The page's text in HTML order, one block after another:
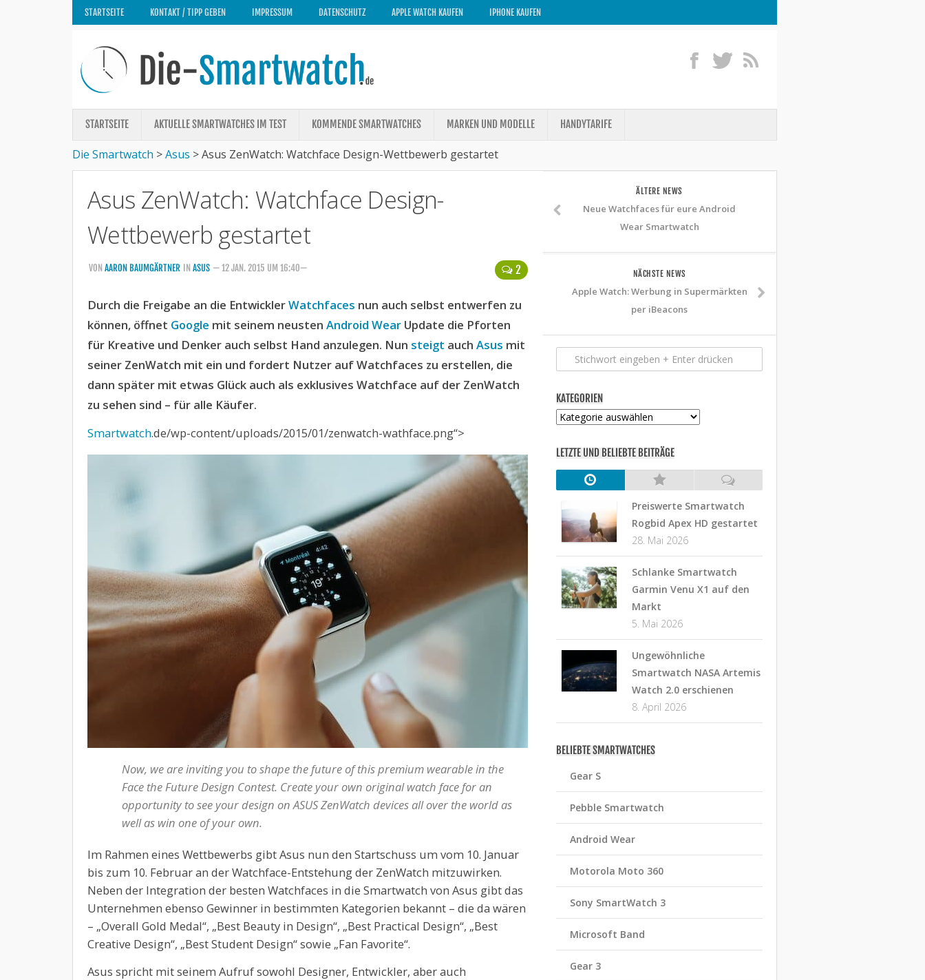
STARTSEITE KONTAKT / TIPP GEBEN IMPRESSUM DATENSCHUTZ APPLE WATCH KAUFEN IPHONE KAUFEN
STARTSEITE AKTUELLE SMARTWATCHES IM TEST KOMMENDE SMARTWATCHES MARKEN UND MODELLE HANDYTARIFE
Die Smartwatch >Asus >Asus ZenWatch: Watchface Design-Wettbewerb gestartet
Asus ZenWatch: Watchface Design-
Wettbewerb gestartet
2
VON AARON BAUMGÄRTNER IN ASUS — 12 JAN. 2015 UM 16:40—
Durch die Freigabe an die EntwicklerWatchfaces nun auch selbst entwerfen zu
können, öffnet Google mit seinem neusten Android Wear Update die Pforten
für Kreative und Denker auch selbst Hand anzulegen. Nun steigt auch Asus mit
seiner ZenWatch mit ein und fordert Nutzer auf Watchfaces zu erstellen, die
dann später mit etwas Glück auch als exklusives Watchface auf der ZenWatch
zu sehen sind – für alle Käufer.
Smartwatch.de/wp-content/uploads/2015/01/zenwatch-wathface.png“>
Now, we are inviting you to shape the future of this premium wearable in the
Face the Future Design Contest. Create your own original watch face for an
opportunity to see your design on ASUS ZenWatch devices all over the world as
well as win one of your own.
Im Rahmen eines Wettbewerbs gibt Asus nun den Startschuss um vom 10. Januar
bis zum 10. Februar an der Watchface-Entstehung der ZenWatch mitzuwirken.
Neben der Integration der besten Watchfaces in die Smartwatch von Asus gibt das
Unternehmen ebenso Gewinner in bestimmten Kategorien bekannt – die da wären
– „Overall Gold Medal“, „Best Beauty in Design“, „Best Practical Design“, „Best
Creative Design“, „Best Student Design“ sowie „Fan Favorite“.
Asus spricht mit seinem Aufruf sowohl Designer, Entwickler, aber auch
ÄLTERE NEWS
Neue Watchfaces für eure Android
Wear Smartwatch
NÄCHSTE NEWS
Apple Watch: Werbung in Supermärkten
per iBeacons
KATEGORIEN
Kategorien
LETZTE UND BELIEBTE BEITRÄGE
Preiswerte Smartwatch
Rogbid Apex HD gestartet
28. Mai 2026
Schlanke Smartwatch
Garmin Venu X1 auf den
Markt
5. Mai 2026
Ungewöhnliche
Smartwatch NASA Artemis
Watch 2.0 erschienen
8. April 2026
BELIEBTE SMARTWATCHES
Gear S
Pebble Smartwatch
Android Wear
Motorola Moto 360
Sony SmartWatch 3
Microsoft Band
Gear 3